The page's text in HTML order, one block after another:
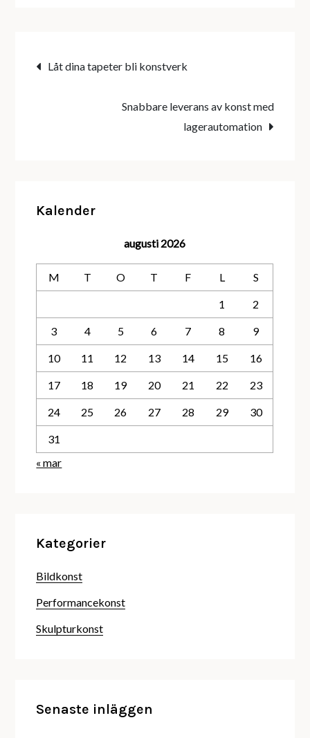
Inläggsnavigering
Låt dina tapeter bli konstverk
Snabbare leverans av konst med
lagerautomation
Kalender
augusti 2026
M T O T F L S
1 2
3 4 5 6 7 8 9
10 11 12 13 14 15 16
17 18 19 20 21 22 23
24 25 26 27 28 29 30
31
« mar
Kategorier
Bildkonst
Performancekonst
Skulpturkonst
Senaste inläggen